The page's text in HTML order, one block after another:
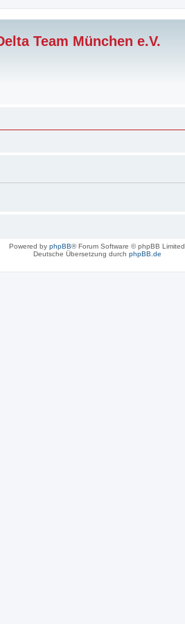
Team München e.V.
Powered by phpBB® Forum Software © phpBB Limited
Deutsche Übersetzung durch phpBB.de